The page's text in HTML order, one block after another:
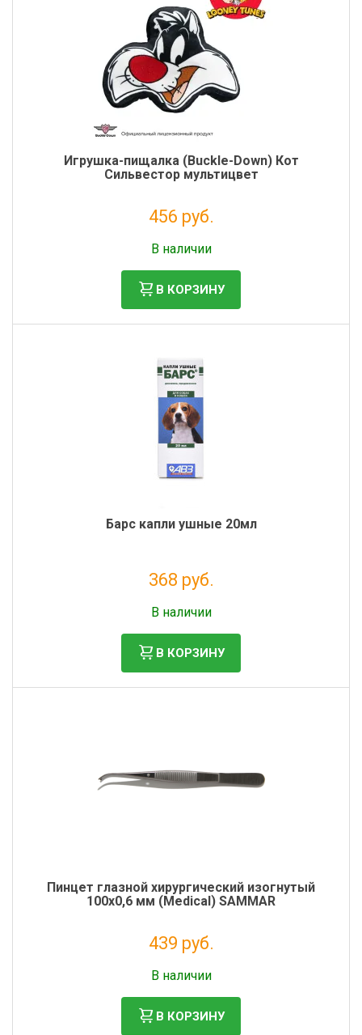
Игрушка-пищалка (Buckle-Down) Кот
Сильвестор мультицвет
456 руб.
В наличии
В КОРЗИНУ
Барс капли ушные 20мл
368 руб.
В наличии
В КОРЗИНУ
Пинцет глазной хирургический изогнутый
100х0,6 мм (Medical) SAMMAR
439 руб.
В наличии
В КОРЗИНУ